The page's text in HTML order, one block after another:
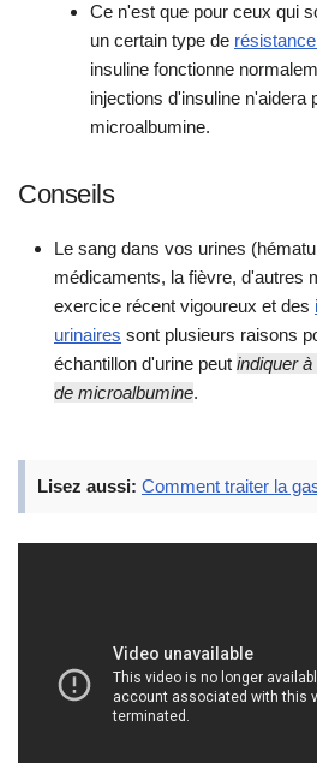
Ce n'est que pour ceux qui
un certain type de
insuline fonctionne
injections d'insuline n'aidera
microalbumine.
Conseils
Le sang dans vos urines
médicaments, la fièvre, d'autres
exercice récent vigoureux et des
urinaires sont plusieurs raisons
échantillon d'urine peut indiquer
de microalbumine.
Lisez aussi: Comment traiter la